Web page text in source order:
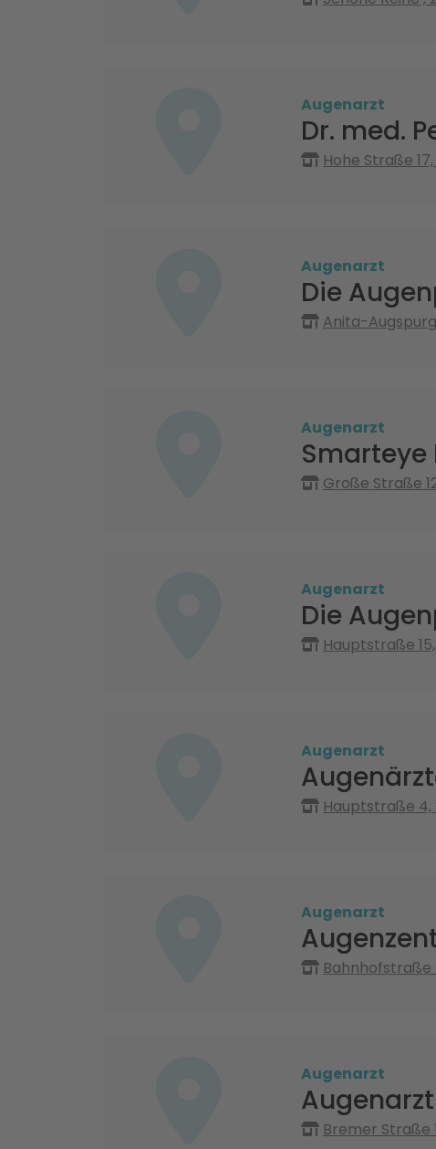
Augenarzt
Dr. med.
Hohe Straße
Augenarzt
Die
Anita-
Augenarzt
Smarteye
Große Straße
Augenarzt
Die
Hauptstraße
Augenarzt
Hauptstraße 4,
Augenarzt
Bahnhofstraße
Augenarzt
Bremer Straße